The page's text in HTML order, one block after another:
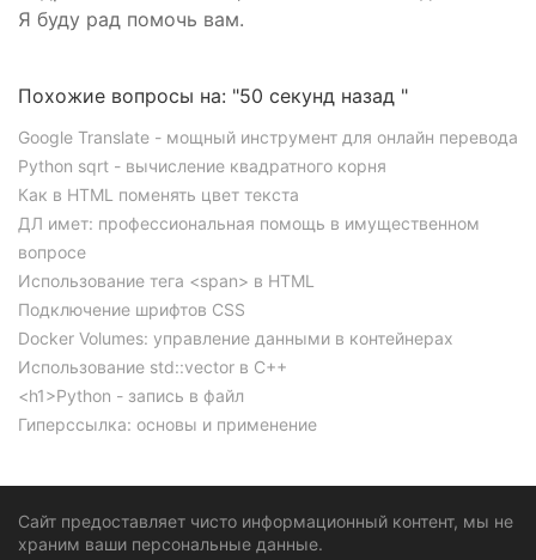
Я буду рад помочь вам.
Похожие вопросы на: "50 секунд назад "
Google Translate - мощный инструмент для онлайн перевода
Python sqrt - вычисление квадратного корня
Как в HTML поменять цвет текста
ДЛ имет: профессиональная помощь в имущественном
вопросе
Использование тега <span> в HTML
Подключение шрифтов CSS
Docker Volumes: управление данными в контейнерах
Использование std::vector в C++
<h1>Python - запись в файл
Гиперссылка: основы и применение
Сайт предоставляет чисто информационный контент, мы не
храним ваши персональные данные.